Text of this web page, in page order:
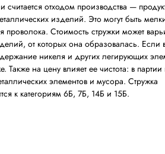
отходом производства —
изделий. Это могут быть
проволока. Стоимость стружки может
от которых она образовалась. Если
никеля и других легирующих
Также на цену влияет ее чистота: в партии
элементов и мусора. Стружка
к категориям 6Б, 7Б, 14Б и 15Б.